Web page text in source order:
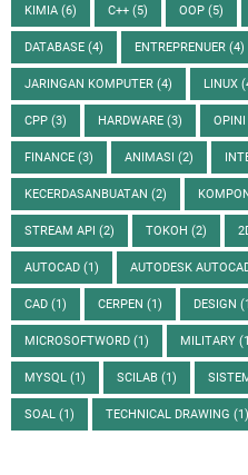
KIMIA (6) C++ (5) OOP (5)
DATABASE (4) ENTREPRENUER (4)
JARINGAN KOMPUTER (4) LINUX
CPP (3) HARDWARE (3) OPINI
FINANCE (3) ANIMASI (2)
KECERDASANBUATAN (2)
STREAM API (2) TOKOH (2)
AUTOCAD (1) AUTODESK
CAD (1) CERPEN (1) DESIGN
MICROSOFTWORD (1) MILITARY
MYSQL (1) SCILAB (1)
SOAL (1) TECHNICAL DRAWING (1)